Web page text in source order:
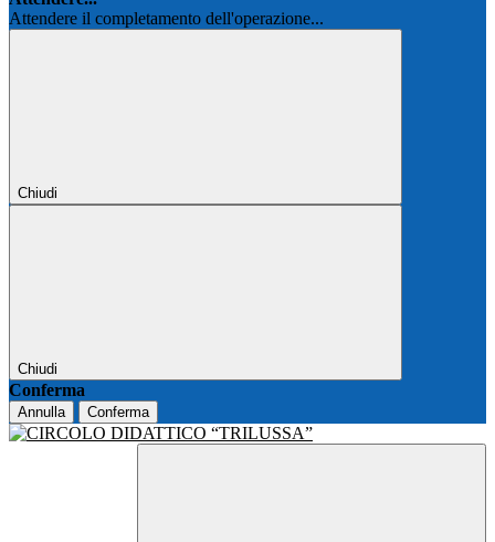
Attendere il completamento dell'operazione...
Chiudi
Chiudi
Conferma
Annulla Conferma